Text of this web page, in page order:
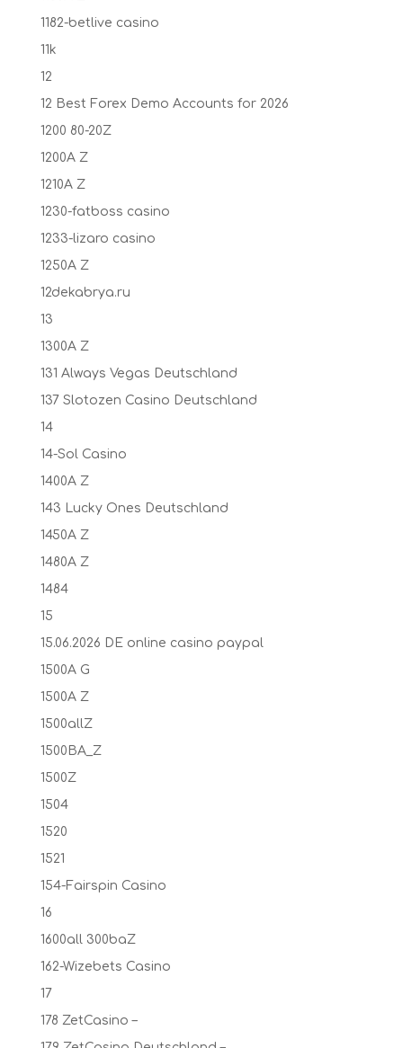
1182-betlive casino
11k
12
12 Best Forex Demo Accounts for 2026
1200 80-20Z
1200A Z
1210A Z
1230-fatboss casino
1233-lizaro casino
1250A Z
12dekabrya.ru
13
1300A Z
131 Always Vegas Deutschland
137 Slotozen Casino Deutschland
14
14-Sol Casino
1400A Z
143 Lucky Ones Deutschland
1450A Z
1480A Z
1484
15
15.06.2026 DE online casino paypal
1500A G
1500A Z
1500allZ
1500BA_Z
1500Z
1504
1520
1521
154-Fairspin Casino
16
1600all 300baZ
162-Wizebets Casino
17
178 ZetCasino –